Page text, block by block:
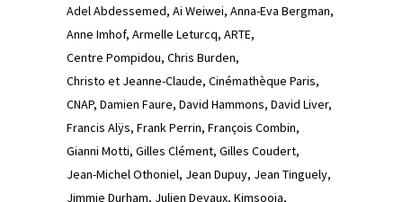
Adel Abdessemed Ai Weiwei Anna-Eva Bergman
Anne Imhof Armelle Leturcq ARTE
Centre Pompidou Chris Burden
Christo et Jeanne-Claude Cinémathèque Paris
CNAP Damien Faure David Hammons David Liver
Francis Alÿs Frank Perrin François Combin
Gianni Motti Gilles Clément Gilles Coudert
Jean-Michel Othoniel Jean Dupuy Jean Tinguely
Jimmie Durham Julien Devaux Kimsooja